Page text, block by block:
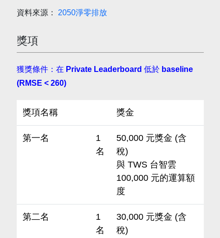
資料來源： 2050淨零排放
獎項
獲獎條件：在 Private Leaderboard 低於 baseline
(RMSE < 260)
獎項名稱 獎金
第一名
1
名
50,000 元獎金 (含
稅)
與 TWS 台智雲
100,000 元的運算額
度
第二名
1
名
30,000 元獎金 (含
稅)